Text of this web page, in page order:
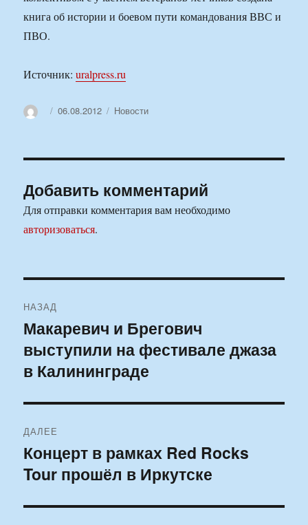
книга об истории и боевом пути командования ВВС и
ПВО.
Источник:uralpress.ru
АвторОпубликовано
06.08.2012 Рубрики
Новости
Добавить комментарий
Для отправки комментария вам необходимо
авторизоваться.
по
записям
НАЗАД
Предыдущая
запись:
Макаревич и Брегович
выступили на фестивале джаза
в Калининграде
ДАЛЕЕ
Следующая
запись:
Концерт в рамках Red Rocks
Tour прошёл в Иркутске